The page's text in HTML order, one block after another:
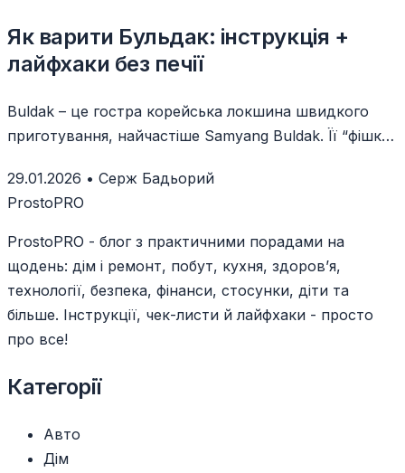
Як варити Бульдак: інструкція +
лайфхаки без печії
Buldak – це гостра корейська локшина швидкого
приготування, найчастіше Samyang Buldak. Її “фішка”
пакетику.
29.01.2026 • Серж Бадьорий
ProstoPRO
ProstoPRO - блог з практичними порадами на
щодень: дім і ремонт, побут, кухня, здоров’я,
технології, безпека, фінанси, стосунки, діти та
більше. Інструкції, чек-листи й лайфхаки - просто
про все!
Категорії
Авто
Дім